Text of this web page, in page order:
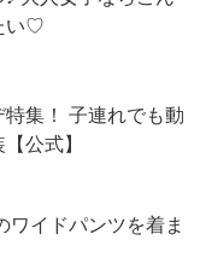
い♡
集！ 子連れでも動
公式】
ワイドパンツを着ま